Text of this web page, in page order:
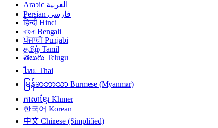
العربية Arabic
فارسی Persian
हिन्दी Hindi
বাংলা Bengali
ਪੰਜਾਬੀ Punjabi
தமிழ் Tamil
తెలుగు Telugu
ไทย Thai
မြန်မာဘာသာ Burmese (Myanmar)
ភាសាខ្មែរ Khmer
한국어 Korean
中文 Chinese (Simplified)